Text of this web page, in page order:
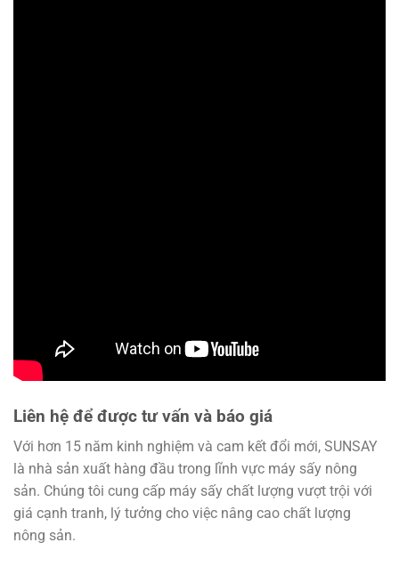
Liên hệ để được tư vấn và báo giá
Với hơn 15 năm kinh nghiệm và cam kết đổi mới, SUNSAY
là nhà sản xuất hàng đầu trong lĩnh vực máy sấy nông
sản. Chúng tôi cung cấp máy sấy chất lượng vượt trội với
giá cạnh tranh, lý tưởng cho việc nâng cao chất lượng
nông sản.